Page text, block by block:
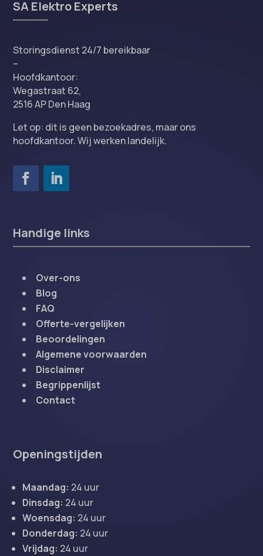
SA Elektro Experts
Storingsdienst 24/7 bereikbaar
–
Hoofdkantoor:
Wegastraat 62,
2516 AP Den Haag
Let op: dit is geen bezoekadres, maar ons
hoofdkantoor. Wij werken landelijk.
Handige links
Over-ons
Blog
FAQ
Offerte-vergelijken
Beoordelingen
Algemene voorwaarden
Disclaimer
Begrippenlijst
Contact
Openingstijden
Maandag: 24 uur
Dinsdag: 24 uur
Woensdag: 24 uur
Donderdag: 24 uur
Vrijdag: 24 uur